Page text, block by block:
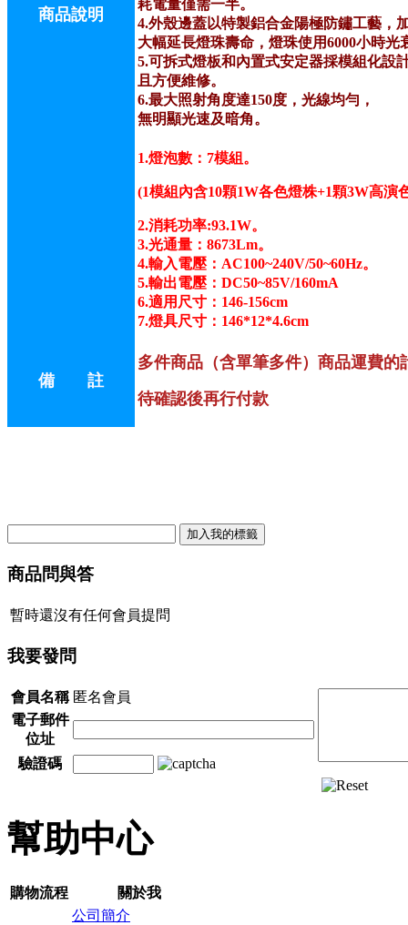
商品說明
耗電量僅需一半。
4.外殼邊蓋以特製鋁合金陽極防鏽工藝，
大幅延長燈珠壽命，燈珠使用6000小時光
5.可拆式燈板和內置式安定器採模組化設
且方便維修。
6.最大照射角度達150度，光線均勻，
無明顯光速及暗角。
1.燈泡數：7模組。
(1模組內含10顆1W各色燈株+1顆3W高演
2.消耗功率:93.1W。
3.光通量：8673Lm。
4.輸入電壓：AC100~240V/50~60Hz。
5.輸出電壓：DC50~85V/160mA
6.適用尺寸：146-156cm
7.燈具尺寸：146*12*4.6cm
備 註
多件商品（含單筆多件）商品運費的
待確認後再行付款
商品問與答
暫時還沒有任何會員提問
我要發問
會員名稱 匿名會員
電子郵件
位址
驗證碼
幫助中心
購物流程 關於我
公司簡介